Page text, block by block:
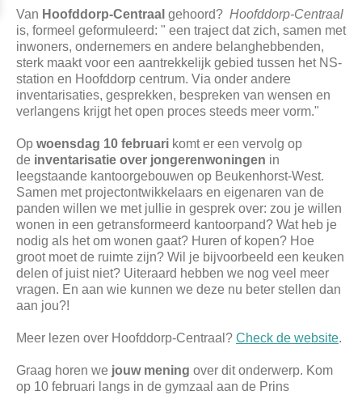
Van Hoofddorp-Centraal gehoord? Hoofddorp-Centraal
is, formeel geformuleerd: " een traject dat zich, samen met
inwoners, ondernemers en andere belanghebbenden,
sterk maakt voor een aantrekkelijk gebied tussen het NS-
station en Hoofddorp centrum. Via onder andere
inventarisaties, gesprekken, bespreken van wensen en
verlangens krijgt het open proces steeds meer vorm."
Op woensdag 10 februari komt er een vervolg op
de inventarisatie over jongerenwoningen in
leegstaande kantoorgebouwen op Beukenhorst-West.
Samen met projectontwikkelaars en eigenaren van de
panden willen we met jullie in gesprek over: zou je willen
wonen in een getransformeerd kantoorpand? Wat heb je
nodig als het om wonen gaat? Huren of kopen? Hoe
groot moet de ruimte zijn? Wil je bijvoorbeeld een keuken
delen of juist niet? Uiteraard hebben we nog veel meer
vragen. En aan wie kunnen we deze nu beter stellen dan
aan jou?!
Meer lezen over Hoofddorp-Centraal? Check de website.
Graag horen we jouw mening over dit onderwerp. Kom
op 10 februari langs in de gymzaal aan de Prins